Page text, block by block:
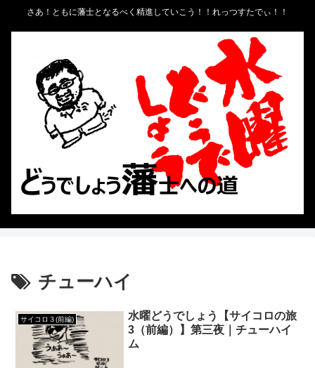
さあ！ともに藩士となるべく精進していこう！！れっつすたでぃ！！
チューハイ
サイコロ３(前編)
水曜どうでしょう【サイコロの旅
3（前編）】第三夜｜チューハイ
ム